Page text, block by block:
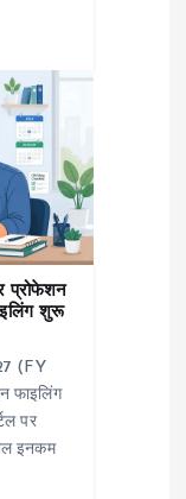
प्रोफेशन
शुरू
(FY
फाइलिंग
पर
इनकम